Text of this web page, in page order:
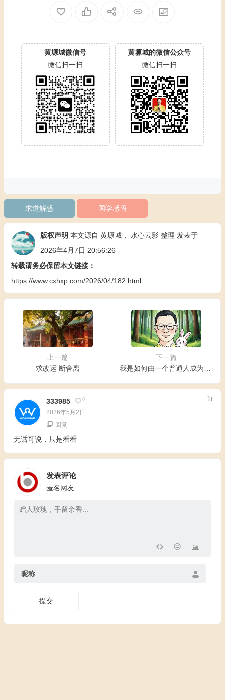
黄塬城微信号
微信扫一扫
黄塬城的微信公众号
微信扫一扫
求道解惑 国学感悟
版权声明 本文源自 黄塬城， 水心云影整理 发表于
2026年4月7日 20:56:26
转载请务必保留本文链接：
https://www.cxhxp.com/2026/04/182.html
上一篇
求改运 断舍离
下一篇
333985 0
2026年5月2日
1 F
回复
无话可说，只是看看
发表评论
匿名网友
昵称
提交